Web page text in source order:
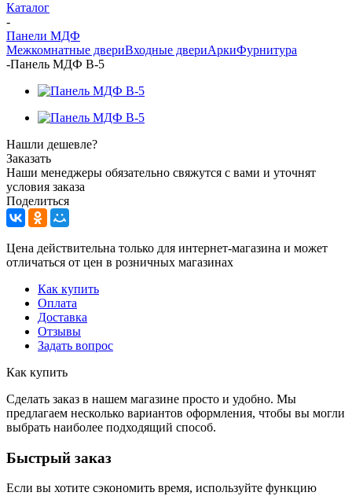
Каталог
-
Панели МДФ
Межкомнатные двериВходные двериАркиФурнитура
-Панель МДФ В-5
Нашли дешевле?
Заказать
Наши менеджеры обязательно свяжутся с вами и уточнят
условия заказа
Поделиться
Цена действительна только для интернет-магазина и может
отличаться от цен в розничных магазинах
Как купить
Оплата
Доставка
Отзывы
Задать вопрос
Как купить
Сделать заказ в нашем магазине просто и удобно. Мы
предлагаем несколько вариантов оформления, чтобы вы могли
выбрать наиболее подходящий способ.
Быстрый заказ
Если вы хотите сэкономить время, используйте функцию